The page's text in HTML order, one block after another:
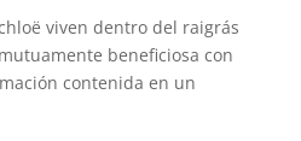
viven dentro del raigrás
beneficiosa con
contenida en un